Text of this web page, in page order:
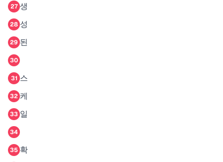
27 생
28 성
29 된
30
31 스
32 케
33 일
34
35 확